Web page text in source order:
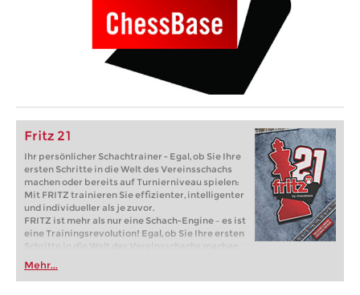
Fritz 21
Ihr persönlicher Schachtrainer - Egal, ob Sie Ihre
ersten Schritte in die Welt des Vereinsschachs
machen oder bereits auf Turnierniveau spielen:
Mit FRITZ trainieren Sie effizienter, intelligenter
und individueller als je zuvor.
FRITZ ist mehr als nur eine Schach-Engine – es ist
eine Trainingsrevolution! Egal, ob Sie Ihre ersten
Schritte in die Welt des Vereinsschachs machen
oder bereits auf Turnierniveau spielen: Mit
FRITZ trainieren Sie effizienter, intelligenter und
individueller als je zuvor.
Mehr...